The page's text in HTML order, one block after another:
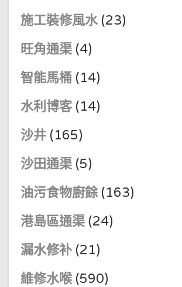
施工裝修風水(23)
旺角通渠 (4)
智能馬桶 (14)
水利博客(14)
沙井 (165)
沙田通渠 (5)
油污食物廚餘(163)
港島區通渠 (24)
漏水修补 (21)
維修水喉 (590)